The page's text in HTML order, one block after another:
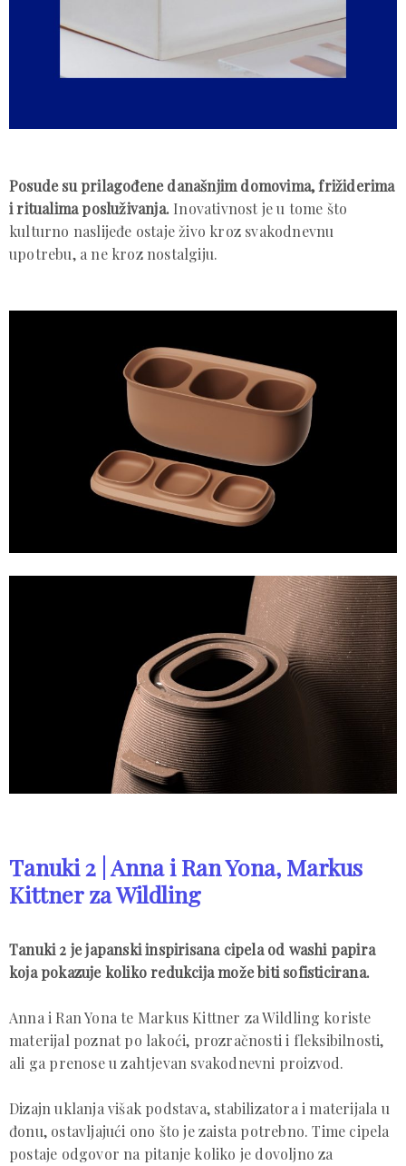
Posude su prilagođene današnjim domovima, frižiderima
i ritualima posluživanja. Inovativnost je u tome što
kulturno naslijeđe ostaje živo kroz svakodnevnu
upotrebu, a ne kroz nostalgiju.
Tanuki 2 | Anna i Ran Yona, Markus
Kittner za Wildling
Tanuki 2 je japanski inspirisana cipela od washi papira
koja pokazuje koliko redukcija može biti sofisticirana.
Anna i Ran Yona te Markus Kittner za Wildling koriste
materijal poznat po lakoći, prozračnosti i fleksibilnosti,
ali ga prenose u zahtjevan svakodnevni proizvod.
Dizajn uklanja višak podstava, stabilizatora i materijala u
đonu, ostavljajući ono što je zaista potrebno. Time cipela
postaje odgovor na pitanje koliko je dovoljno za